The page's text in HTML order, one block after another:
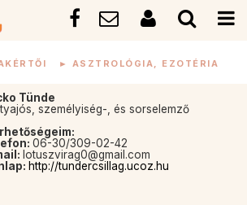
► ASZTROLÓGIA, EZOTÉRIA
Tünde
személyiség-, és sorselemző
06-30/309-02-42
lotuszvirag0@gmail.com
http://tundercsillag.ucoz.hu